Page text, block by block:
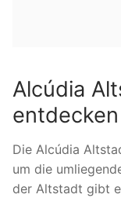
Alcúdia
entdecken
Die Alcúdia
um die
der Altstadt gibt